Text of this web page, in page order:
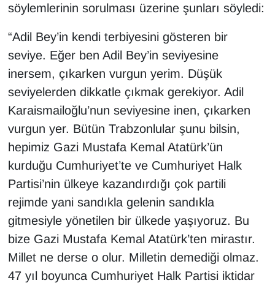
söylemlerinin sorulması üzerine şunları söyledi:
“Adil Bey’in kendi terbiyesini gösteren bir
seviye. Eğer ben Adil Bey’in seviyesine
inersem, çıkarken vurgun yerim. Düşük
seviyelerden dikkatle çıkmak gerekiyor. Adil
Karaismailoğlu’nun seviyesine inen, çıkarken
vurgun yer. Bütün Trabzonlular şunu bilsin,
hepimiz Gazi Mustafa Kemal Atatürk’ün
kurduğu Cumhuriyet’te ve Cumhuriyet Halk
Partisi’nin ülkeye kazandırdığı çok partili
rejimde yani sandıkla gelenin sandıkla
gitmesiyle yönetilen bir ülkede yaşıyoruz. Bu
bize Gazi Mustafa Kemal Atatürk’ten mirastır.
Millet ne derse o olur. Milletin demediği olmaz.
47 yıl boyunca Cumhuriyet Halk Partisi iktidar
SİYASET
SPOR
TEBRİK
TEKNOLOJİ
Turizm
VAN'DA SPOR
Vasıta
YAŞAM
YEREL